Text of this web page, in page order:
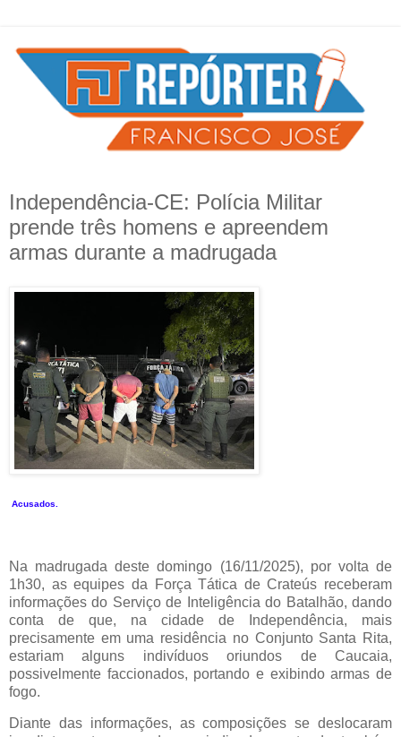
Independência-CE: Polícia Militar
prende três homens e apreendem
armas durante a madrugada
Acusados.
Na madrugada deste domingo (16/11/2025), por volta de
1h30, as equipes da Força Tática de Crateús receberam
informações do Serviço de Inteligência do Batalhão, dando
conta de que, na cidade de Independência, mais
precisamente em uma residência no Conjunto Santa Rita,
estariam alguns indivíduos oriundos de Caucaia,
possivelmente faccionados, portando e exibindo armas de
fogo.
Diante das informações, as composições se deslocaram